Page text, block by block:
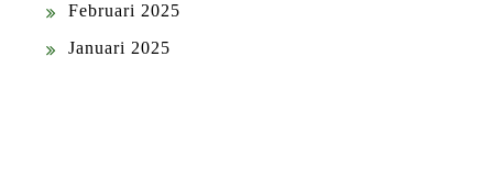
Februari 2025
Januari 2025